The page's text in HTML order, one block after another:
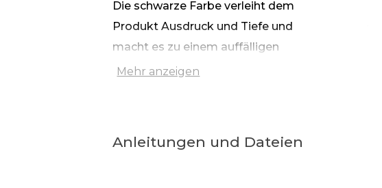
Die schwarze Farbe verleiht dem
Produkt Ausdruck und Tiefe und
macht es zu einem auffälligen
Designelement. Die aus Edelstahl
widerstandsfähig gegen
Mehr anzeigen
Anleitungen und Dateien